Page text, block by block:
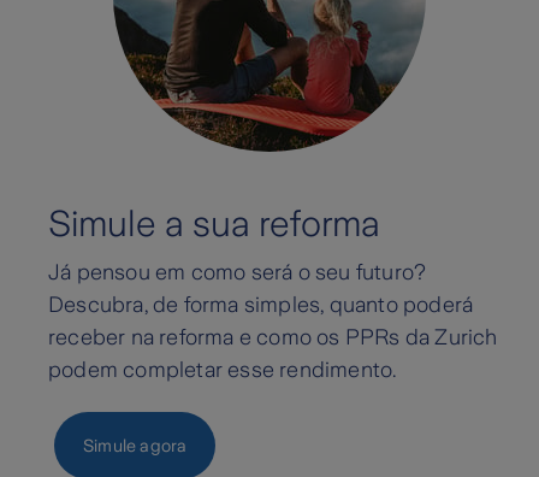
Simule a sua reforma
Já pensou em como será o seu futuro?
Descubra, de forma simples, quanto poderá
receber na reforma e como os PPRs da Zurich
podem completar esse rendimento.
Simule agora